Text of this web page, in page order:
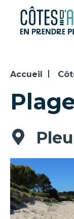
Panneau de
Accueil